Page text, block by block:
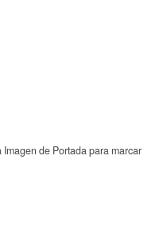
Imagen de Portada para marcar